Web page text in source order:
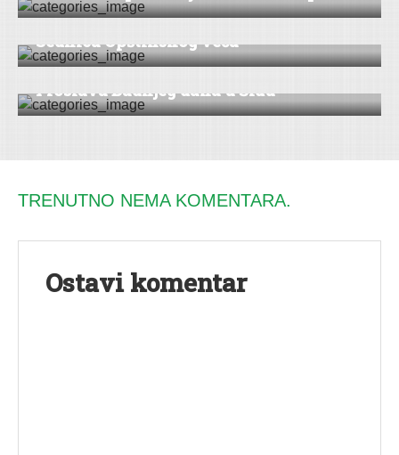
Sednica Opštinskog veća
VESTI|ŠID
Proslava Badnjeg dana u Šidu
TRENUTNO NEMA KOMENTARA.
Ostavi komentar